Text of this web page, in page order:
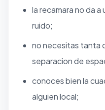
la recamara no da
ruido;
no necesitas tanta
separacion de
conoces bien la
alguien local;